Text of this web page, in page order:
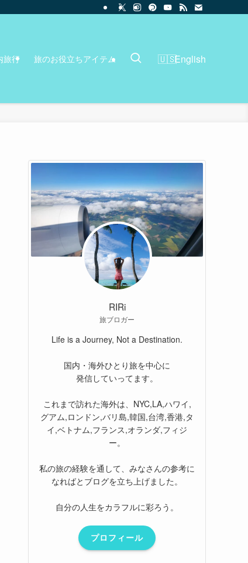
旅行 旅のお役立ちアイテム English
RIRi
旅ブロガー
Life is a Journey, Not a Destination.
国内・海外ひとり旅を中心に
発信していってます。
これまで訪れた海外は、NYC,LA,ハワイ,
グアム,ロンドン,バリ島,韓国,台湾,香港,タ
イ,ベトナム,フランス,オランダ,フィジ
ー。
私の旅の経験を通して、みなさんの参考に
なればとブログを立ち上げました。
自分の人生をカラフルに彩ろう。
プロフィール